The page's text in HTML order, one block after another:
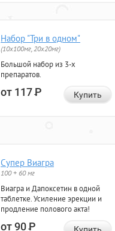
Набор "Три в одном"
(10x100мг, 20x20мг)
Большой набор из 3-х
препаратов.
от 117Р Купить
Супер Виагра
100 + 60 мг
Виагра и Дапоксетин в одной
таблетке. Усиление эрекции и
продление полового акта!
от 90Р